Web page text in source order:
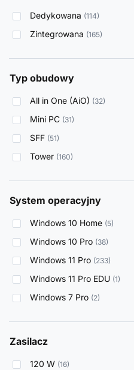
Dedykowana 114
Zintegrowana 165
Typ obudowy
All in One (AiO) 32
Mini PC 31
SFF 51
Tower 160
System operacyjny
Windows 10 Home 5
Windows 10 Pro 38
Windows 11 Pro 233
Windows 11 Pro EDU 1
Windows 7 Pro 2
Zasilacz
120 W 16